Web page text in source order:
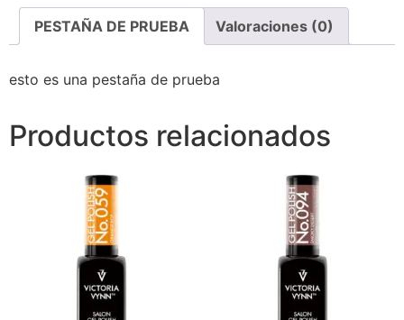
PESTAÑA DE PRUEBA Valoraciones (0)
esto es una pestaña de prueba
Productos relacionados